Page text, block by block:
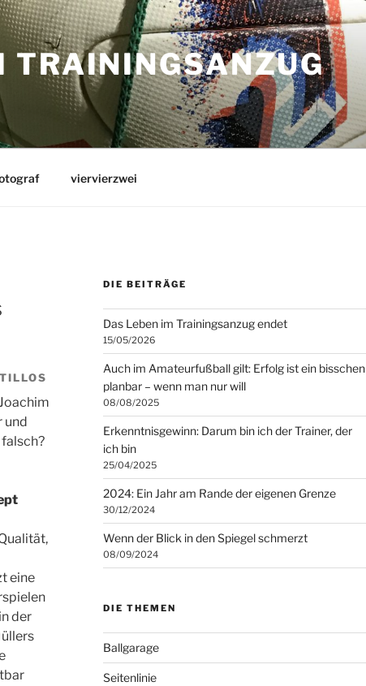
TRAININGSANZUG
viervierzwei
und
eine
der
DIE BEITRÄGE
Das Leben im Trainingsanzug endet
15/05/2026
Auch im Amateurfußball gilt: Erfolg ist ein bisschen
planbar – wenn man nur will
08/08/2025
Erkenntnisgewinn: Darum bin ich der Trainer, der
ich bin
25/04/2025
2024: Ein Jahr am Rande der eigenen Grenze
30/12/2024
Wenn der Blick in den Spiegel schmerzt
08/09/2024
DIE THEMEN
Ballgarage
Seitenlinie